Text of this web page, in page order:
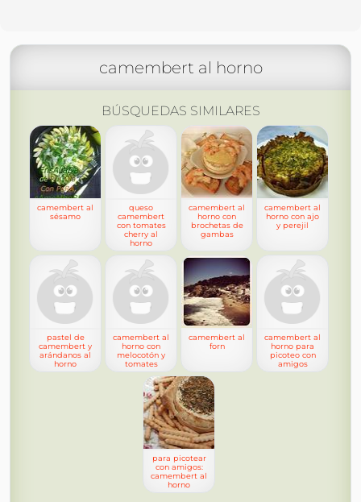
camembert al horno
BÚSQUEDAS SIMILARES
camembert al
sésamo
queso
camembert
con tomates
cherry al
horno
camembert al
horno con
brochetas de
gambas
camembert al
horno con ajo
y perejil
pastel de
camembert y
arándanos al
horno
camembert al
horno con
melocotón y
tomates
camembert al
forn
camembert al
horno para
picoteo con
amigos
para picotear
con amigos:
camembert al
horno